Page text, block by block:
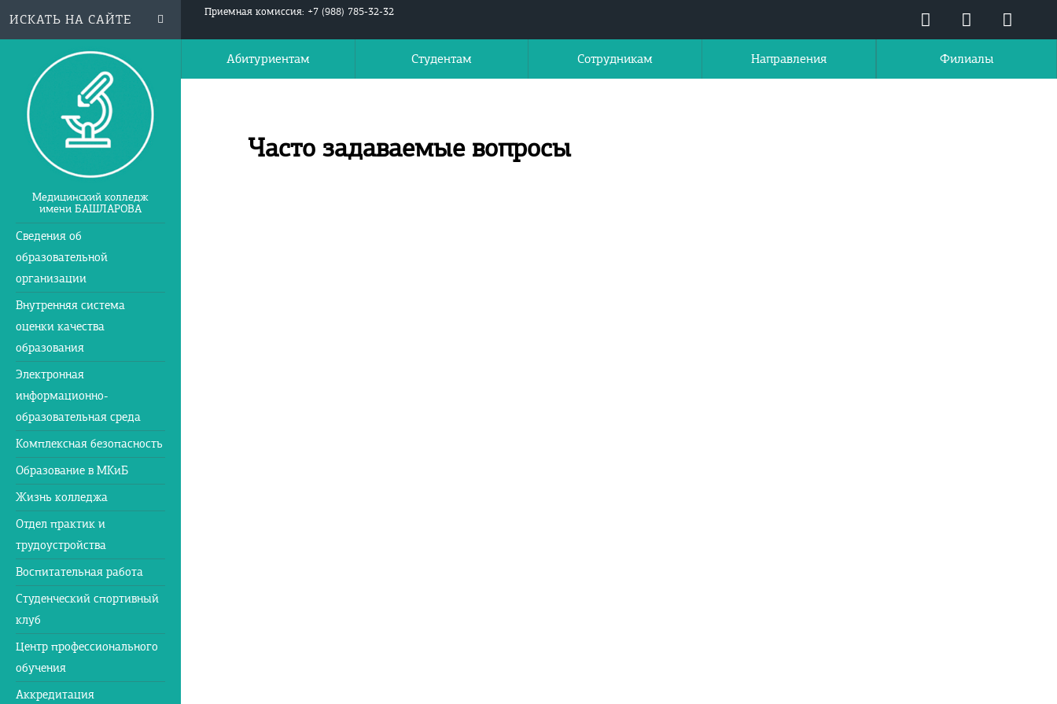
Медицинский колледж
имени БАШЛАРОВА
Сведения об
образовательной
организации
Внутренняя система
оценки качества
образования
Электронная
информационно-
образовательная среда
Комплексная безопасность
Образование в МКиБ
Жизнь колледжа
Отдел практик и
трудоустройства
Воспитательная работа
Студенческий спортивный
клуб
Центр профессионального
обучения
Аккредитация
Приемная комиссия: +7 (988) 785-32-32
Абитуриентам Студентам Сотрудникам Направления Филиалы
Часто задаваемые вопросы